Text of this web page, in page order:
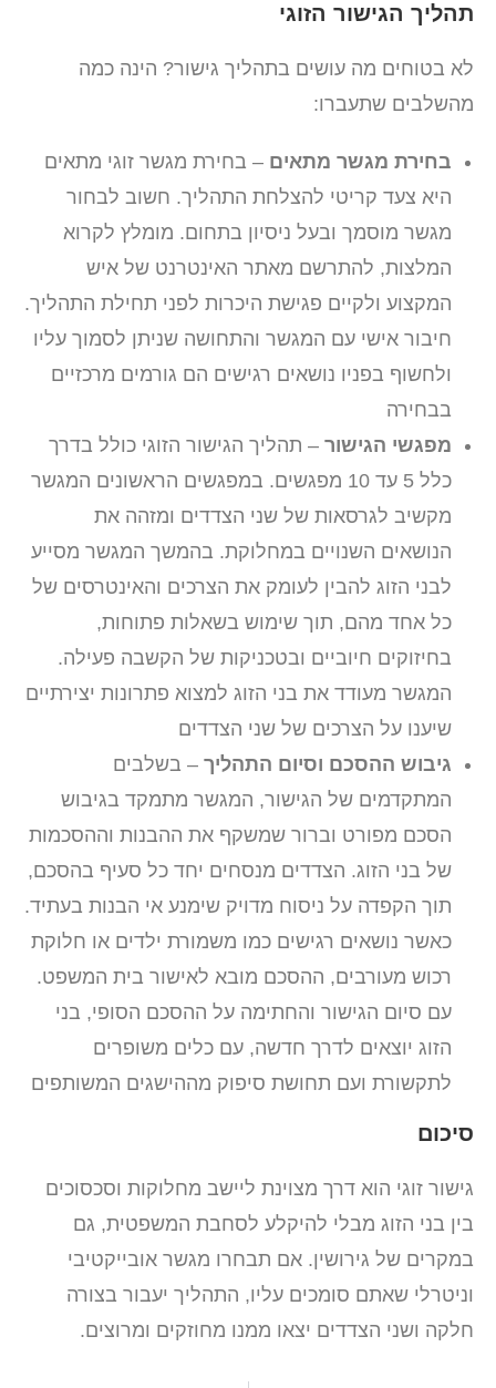
תהליך הגישור הזוגי
לא בטוחים מה עושים בתהליך גישור? הינה כמה
מהשלבים שתעברו:
בחירת מגשר מתאים – בחירת מגשר זוגי מתאים
היא צעד קריטי להצלחת התהליך. חשוב לבחור
מגשר מוסמך ובעל ניסיון בתחום. מומלץ לקרוא
המלצות, להתרשם מאתר האינטרנט של איש
המקצוע ולקיים פגישת היכרות לפני תחילת התהליך.
חיבור אישי עם המגשר והתחושה שניתן לסמוך עליו
ולחשוף בפניו נושאים רגישים הם גורמים מרכזיים
בבחירה
מפגשי הגישור – תהליך הגישור הזוגי כולל בדרך
כלל 5 עד 10 מפגשים. במפגשים הראשונים המגשר
מקשיב לגרסאות של שני הצדדים ומזהה את
הנושאים השנויים במחלוקת. בהמשך המגשר מסייע
לבני הזוג להבין לעומק את הצרכים והאינטרסים של
כל אחד מהם, תוך שימוש בשאלות פתוחות,
בחיזוקים חיוביים ובטכניקות של הקשבה פעילה.
המגשר מעודד את בני הזוג למצוא פתרונות יצירתיים
שיענו על הצרכים של שני הצדדים
גיבוש ההסכם וסיום התהליך – בשלבים
המתקדמים של הגישור, המגשר מתמקד בגיבוש
הסכם מפורט וברור שמשקף את ההבנות וההסכמות
של בני הזוג. הצדדים מנסחים יחד כל סעיף בהסכם,
תוך הקפדה על ניסוח מדויק שימנע אי הבנות בעתיד.
כאשר נושאים רגישים כמו משמורת ילדים או חלוקת
רכוש מעורבים, ההסכם מובא לאישור בית המשפט.
עם סיום הגישור והחתימה על ההסכם הסופי, בני
הזוג יוצאים לדרך חדשה, עם כלים משופרים
לתקשורת ועם תחושת סיפוק מההישגים המשותפים
סיכום
גישור זוגי הוא דרך מצוינת ליישב מחלוקות וסכסוכים
בין בני הזוג מבלי להיקלע לסחבת המשפטית, גם
במקרים של גירושין. אם תבחרו מגשר אובייקטיבי
וניטרלי שאתם סומכים עליו, התהליך יעבור בצורה
חלקה ושני הצדדים יצאו ממנו מחוזקים ומרוצים.